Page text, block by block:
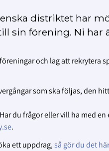
distriktet har
sin förening. Ni
och lag att
som ska följas, den
du frågor eller vill ha med
.
ett uppdrag,så gör du det